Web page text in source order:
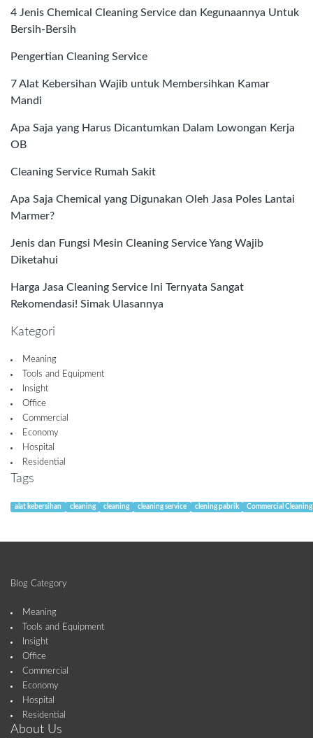
4 Jenis Chemical Cleaning Service dan Kegunaannya Untuk
Bersih-Bersih
Pengertian Cleaning Service
7 Alat Kebersihan Wajib untuk Membersihkan Kamar
Mandi
Apa Saja yang Harus Dicantumkan Dalam Lowongan Kerja
OB
Cleaning Service Rumah Sakit
Apa Saja Chemical yang Digunakan Oleh Jasa Poles Lantai
Marmer?
Jenis dan Fungsi Mesin Cleaning Service Yang Wajib
Diketahui
Harga Jasa Cleaning Service Ini Ternyata Sangat
Rekomendasi! Simak Ulasannya
Kategori
Meaning
Tools and Equipment
Insight
Office
Commercial
Economy
Hospital
Residential
Tags
alat kebersihan cleaning cleaning cleaning service clening pabrik Commercial Cleaning
Blog Category
Meaning
Tools and Equipment
Insight
Office
Commercial
Economy
Hospital
Residential
About Us